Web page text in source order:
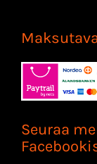
Seuraa